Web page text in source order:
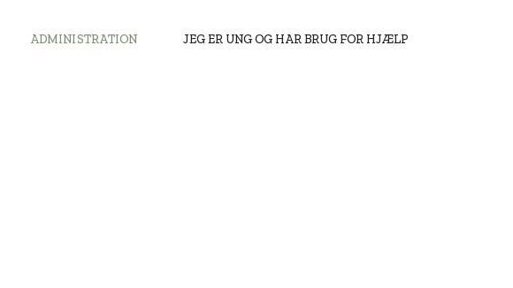
ADMINISTRATION JEG ER UNG OG HAR BRUG FOR HJÆLP